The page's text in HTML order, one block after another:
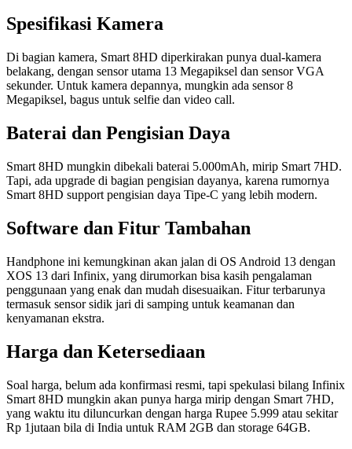
Spesifikasi Kamera
Di bagian kamera, Smart 8HD diperkirakan punya dual-kamera
belakang, dengan sensor utama 13 Megapiksel dan sensor VGA
sekunder. Untuk kamera depannya, mungkin ada sensor 8
Megapiksel, bagus untuk selfie dan video call.
Baterai dan Pengisian Daya
Smart 8HD mungkin dibekali baterai 5.000mAh, mirip Smart 7HD.
Tapi, ada upgrade di bagian pengisian dayanya, karena rumornya
Smart 8HD support pengisian daya Tipe-C yang lebih modern.
Software dan Fitur Tambahan
Handphone ini kemungkinan akan jalan di OS Android 13 dengan
XOS 13 dari Infinix, yang dirumorkan bisa kasih pengalaman
penggunaan yang enak dan mudah disesuaikan. Fitur terbarunya
termasuk sensor sidik jari di samping untuk keamanan dan
kenyamanan ekstra.
Harga dan Ketersediaan
Soal harga, belum ada konfirmasi resmi, tapi spekulasi bilang Infinix
Smart 8HD mungkin akan punya harga mirip dengan Smart 7HD,
yang waktu itu diluncurkan dengan harga Rupee 5.999 atau sekitar
Rp 1jutaan bila di India untuk RAM 2GB dan storage 64GB.